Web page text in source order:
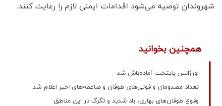
شهروندان توصیه می‌شود اقدامات ایمنی لازم را رعایت کنند.
همچنین بخوانید
اورژانس پایتخت آماده‌باش شد
تعداد مصدومان و فوتی‌های طوفان و صاعقه‌های اخیر اعلام شد
وقوع طوفان‌های بهاری، باد شدید و تگرگ در این مناطق